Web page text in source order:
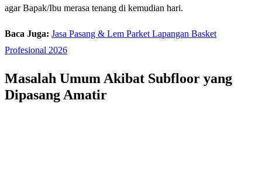
agar Bapak/Ibu merasa tenang di kemudian hari.
Baca Juga: Jasa Pasang & Lem Parket Lapangan Basket
Profesional 2026
Masalah Umum Akibat Subfloor yang
Dipasang Amatir